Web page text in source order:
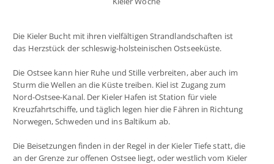
Die Kieler Bucht mit ihren vielfältigen Strandlandschaften ist
das Herzstück der schleswig-holsteinischen Ostseeküste.
Die Ostsee kann hier Ruhe und Stille verbreiten, aber auch im
Sturm die Wellen an die Küste treiben. Kiel ist Zugang zum
Nord-Ostsee-Kanal. Der Kieler Hafen ist Station für viele
Kreuzfahrtschiffe, und täglich legen hier die Fähren in Richtung
Norwegen, Schweden und ins Baltikum ab.
Die Beisetzungen finden in der Regel in der Kieler Tiefe statt, die
an der Grenze zur offenen Ostsee liegt, oder westlich vom Kieler